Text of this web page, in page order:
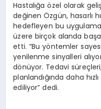
Hastalığa özel olarak
değinen Özgün, hasarlı
hedefleyen bu
üzere birçok alanda
etti. “Bu yöntemler
yenilenme sinyalleri
dönüyor. Tedavi
planlandığında daha
ediliyor” dedi.